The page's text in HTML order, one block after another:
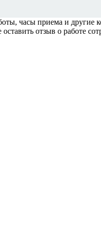
часы приема и другие
отзыв о работе